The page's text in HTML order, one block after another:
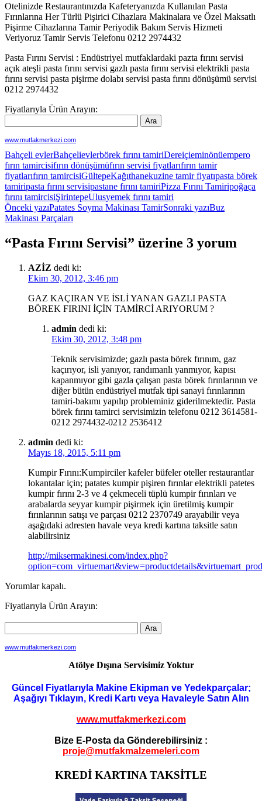
Otelinizde Restaurantınızda Kafeteryanızda Kullanılan Pasta
Fırınlarına Her Türlü Pişirici Cihazlara Makinalara ve Özel Maksatlı
Pişirme Cihazlarına Tamir Periyodik Bakım Servis Hizmeti
Veriyoruz Tamir Servis Telefonu 0212 2974432
Pasta Fırını Servisi : Endüstriyel mutfaklardaki pazta fırını servisi
açık ateşli pasta fırını servisi gazlı pasta fırını servisi elektrikli pasta
fırını servisi pasta pişirme dolabı servisi pasta fırını dönüşümü servisi
0212 2974432
Fiyatlarıyla Ürün Arayın:
www.mutfakmerkezi.com
Bahçeli evlerBahçelievlerbörek fırını tamiriDereiçieminönüempero
fırın tamircisifırın dönüşümüfırın servisi fiyatlarıfırın tamir
fiyatlarıfırın tamircisiGültepeKağıthanekuzine tamir fiyatıpasta börek
tamiripasta fırını servisipastane fırını tamiriPizza Fırını Tamiripoğaça
fırını tamircisiŞirintepeUlusyemek fırını tamiri
Yazı
dolaşımı
Önceki yazıPatates Soyma Makinası TamirSonraki yazıBuz
Makinası Parçaları
“Pasta Fırını Servisi” üzerine 3 yorum
AZİZ dedi ki:
Ekim 30, 2012, 3:46 pm
GAZ KAÇIRAN VE İSLİ YANAN GAZLI PASTA
BÖREK FIRINI İÇİN TAMİRCİ ARIYORUM ?
admin dedi ki:
Ekim 30, 2012, 3:48 pm
Teknik servisimizde; gazlı pasta börek fırınım, gaz
kaçırıyor, isli yanıyor, randımanlı yanmıyor, kapısı
kapanmıyor gibi gazla çalışan pasta börek fırınlarının ve
diğer bütün endüstriyel mutfak tipi sanayi fırınlarının
tamiri-bakımı yapılıp probleminiz giderilmektedir. Pasta
börek fırını tamirci servisimizin telefonu 0212 3614581-
0212 2974432-0212 2536412
admin dedi ki:
Mayıs 18, 2015, 5:11 pm
Kumpir Fırını:Kumpirciler kafeler büfeler oteller restaurantlar
lokantalar için; patates kumpir pişiren fırınlar elektrikli patetes
kumpir fırını 2-3 ve 4 çekmeceli tüplü kumpir fırınları ve
arabalarda seyyar kumpir pişirmek için üretilmiş kumpir
fırınlarının satışı ve parçası 0212 2370749 arayabilir veya
aşağıdaki adresten havale veya kredi kartına taksitle satın
alabilirsiniz
http://miksermakinesi.com/index.php?
Yorumlar kapalı.
Fiyatlarıyla Ürün Arayın:
www.mutfakmerkezi.com
Atölye Dışına Servisimiz Yoktur
Güncel Fiyatlarıyla Makine Ekipman ve Yedekparçalar;
Aşağıyı Tıklayın, Kredi Kartı veya Havaleyle Satın Alın
www.mutfakmerkezi.com
Bize E-Posta da Gönderebilirsiniz :
proje@mutfakmalzemeleri.com
KREDİ KARTINA TAKSİTLE